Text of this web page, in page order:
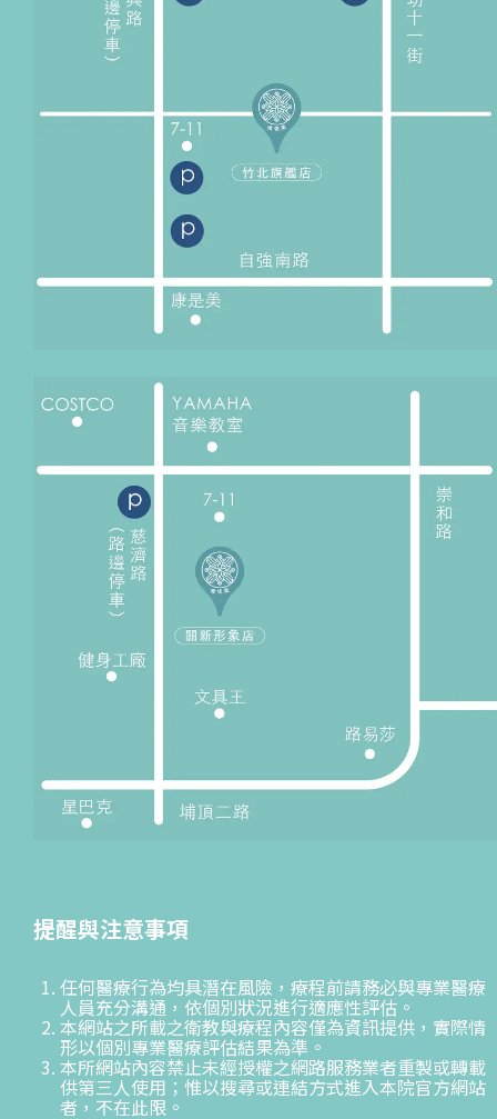
提醒與注意事項
任何醫療行為均具潛在風險，療程前請務必與專業醫療
人員充分溝通，依個別狀況進行適應性評估。
本網站之所載之衛教與療程內容僅為資訊提供，實際情
形以個別專業醫療評估結果為準。
本所網站內容禁止未經授權之網路服務業者重製或轉載
供第三人使用；惟以搜尋或連結方式進入本院官方網站
者，不在此限。